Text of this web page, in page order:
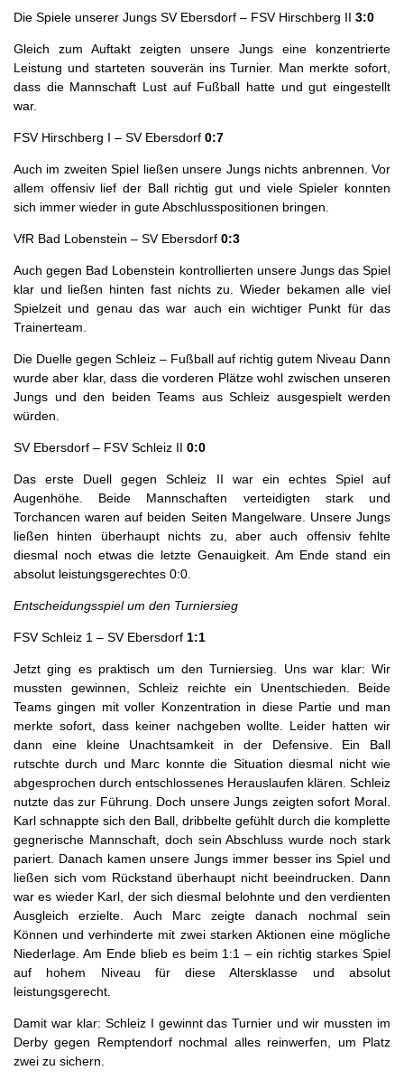
Die Spiele unserer Jungs SV Ebersdorf – FSV Hirschberg II 3:0
Gleich zum Auftakt zeigten unsere Jungs eine konzentrierte
Leistung und starteten souverän ins Turnier. Man merkte sofort,
dass die Mannschaft Lust auf Fußball hatte und gut eingestellt
war.
FSV Hirschberg I – SV Ebersdorf 0:7
Auch im zweiten Spiel ließen unsere Jungs nichts anbrennen. Vor
allem offensiv lief der Ball richtig gut und viele Spieler konnten
sich immer wieder in gute Abschlusspositionen bringen.
VfR Bad Lobenstein – SV Ebersdorf 0:3
Auch gegen Bad Lobenstein kontrollierten unsere Jungs das Spiel
klar und ließen hinten fast nichts zu. Wieder bekamen alle viel
Spielzeit und genau das war auch ein wichtiger Punkt für das
Trainerteam.
Die Duelle gegen Schleiz – Fußball auf richtig gutem Niveau Dann
wurde aber klar, dass die vorderen Plätze wohl zwischen unseren
Jungs und den beiden Teams aus Schleiz ausgespielt werden
würden.
SV Ebersdorf – FSV Schleiz II 0:0
Das erste Duell gegen Schleiz II war ein echtes Spiel auf
Augenhöhe. Beide Mannschaften verteidigten stark und
Torchancen waren auf beiden Seiten Mangelware. Unsere Jungs
ließen hinten überhaupt nichts zu, aber auch offensiv fehlte
diesmal noch etwas die letzte Genauigkeit. Am Ende stand ein
absolut leistungsgerechtes 0:0.
Entscheidungsspiel um den Turniersieg
FSV Schleiz 1 – SV Ebersdorf 1:1
Jetzt ging es praktisch um den Turniersieg. Uns war klar: Wir
mussten gewinnen, Schleiz reichte ein Unentschieden. Beide
Teams gingen mit voller Konzentration in diese Partie und man
merkte sofort, dass keiner nachgeben wollte. Leider hatten wir
dann eine kleine Unachtsamkeit in der Defensive. Ein Ball
rutschte durch und Marc konnte die Situation diesmal nicht wie
abgesprochen durch entschlossenes Herauslaufen klären. Schleiz
nutzte das zur Führung. Doch unsere Jungs zeigten sofort Moral.
Karl schnappte sich den Ball, dribbelte gefühlt durch die komplette
gegnerische Mannschaft, doch sein Abschluss wurde noch stark
pariert. Danach kamen unsere Jungs immer besser ins Spiel und
ließen sich vom Rückstand überhaupt nicht beeindrucken. Dann
war es wieder Karl, der sich diesmal belohnte und den verdienten
Ausgleich erzielte. Auch Marc zeigte danach nochmal sein
Können und verhinderte mit zwei starken Aktionen eine mögliche
Niederlage. Am Ende blieb es beim 1:1 – ein richtig starkes Spiel
auf hohem Niveau für diese Altersklasse und absolut
leistungsgerecht.
Damit war klar: Schleiz I gewinnt das Turnier und wir mussten im
Derby gegen Remptendorf nochmal alles reinwerfen, um Platz
zwei zu sichern.